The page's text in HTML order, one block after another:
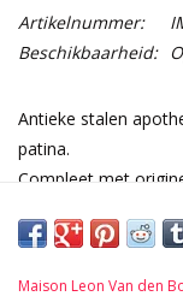
Artikelnummer:
Beschikbaarheid:
Antieke stalen
patina.
Compleet met
16 cm Buitenbreedte
25 cm Lengte 9,84
Maison Leon Van den